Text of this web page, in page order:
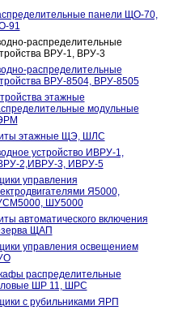
панели ЩО-70,
91
распределительные
ВРУ-1, ВРУ-3
распределительные
ВРУ-8504, ВРУ-8505
этажные
модульные
этажные ЩЭ, ШЛС
устройство ИВРУ-1,
2,ИВРУ-3, ИВРУ-5
управления
Я5000,
ШУ5000
автоматического включения
ЩАП
управления освещением
распределительные
ШР 11, ШРС
с рубильниками ЯРП